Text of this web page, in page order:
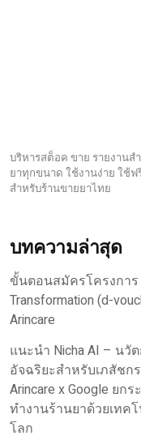
บริหารสต็อค ขาย รายงานส
ยาทุกขนาด ใช้งานง่าย ใช้
สำหรับร้านขายยาไทย
บทความล่าสุด
ขั้นตอนสมัครโครงการ
Transformation (d-
Arincare
แนะนำ Nicha AI – นวั
อัจฉริยะสำหรับเภสัชก
Arincare x Google ยก
ทำงานร้านยาด้วยเทค
โลก